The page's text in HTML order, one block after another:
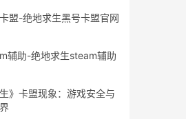
盟-绝地求生黑号卡盟官网
辅助-绝地求生steam辅助
》卡盟现象：游戏安全与